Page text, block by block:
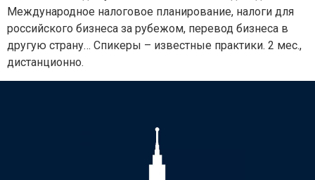
Международное налоговое планирование, налоги для
российского бизнеса за рубежом, перевод бизнеса в
другую страну… Спикеры – известные практики. 2 мес.,
дистанционно.